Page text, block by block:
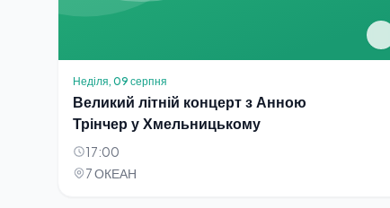
Неділя, 09 серпня
Великий літній концерт з Анною
Трінчер у Хмельницькому
17:00
7 ОКЕАН